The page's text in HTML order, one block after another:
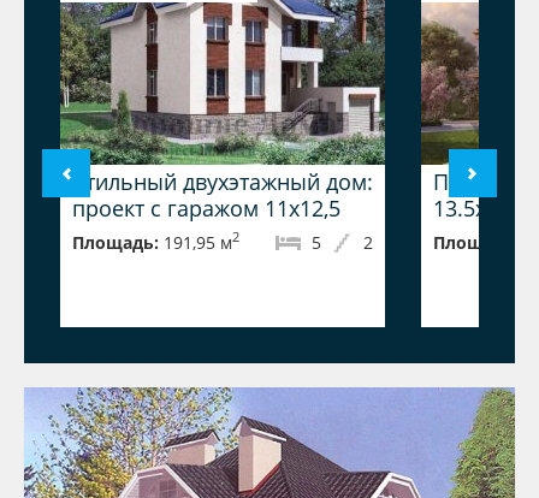
Стильный двухэтажный дом:
проект с гаражом 11x12,5
Площадь: 191,95 м2 2
5
Проект
Площадь: